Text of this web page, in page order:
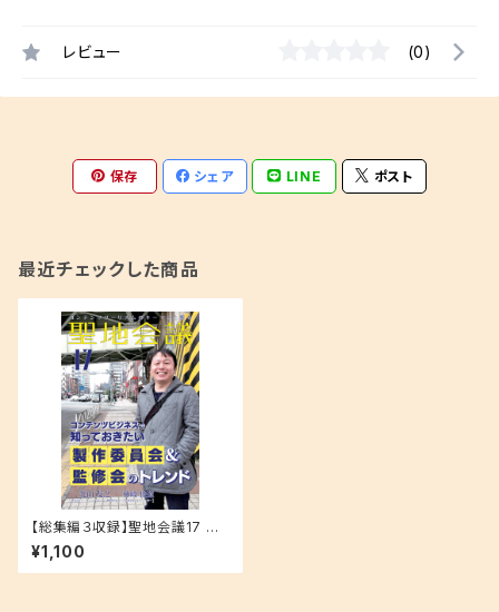
レビュー (0)
保存 シェア LINE ポスト
最近チェックした商品
【総集編３収録】聖地会議17 北
山友之 コンテンツビジネスで知
っておきたい 製作委員会＆監修
会のトレンド
¥1,100